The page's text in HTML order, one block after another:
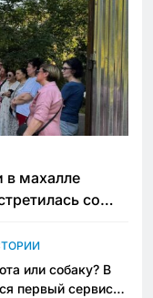
в махалле
со
или собаку? В
первый сервис